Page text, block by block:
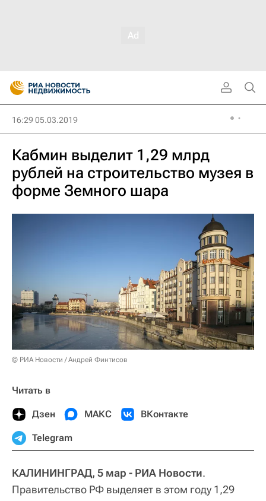
16:29 05.03.2019
Кабмин выделит 1,29 млрд
рублей на строительство музея в
форме Земного шара
© РИА Новости / Андрей Финтисов
Читать в
Дзен МАКС ВКонтакте
Telegram
КАЛИНИНГРАД, 5 мар - РИА Новости.
Правительство РФ выделяет в этом году 1,29